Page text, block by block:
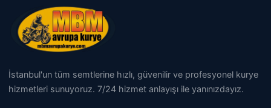
İstanbul'un tüm semtlerine hızlı, güvenilir ve profesyonel kurye
hizmetleri sunuyoruz. 7/24 hizmet anlayışı ile yanınızdayız.